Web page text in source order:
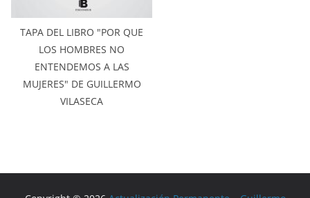
TAPA DEL LIBRO "POR QUE
LOS HOMBRES NO
ENTENDEMOS A LAS
MUJERES" DE GUILLERMO
VILASECA